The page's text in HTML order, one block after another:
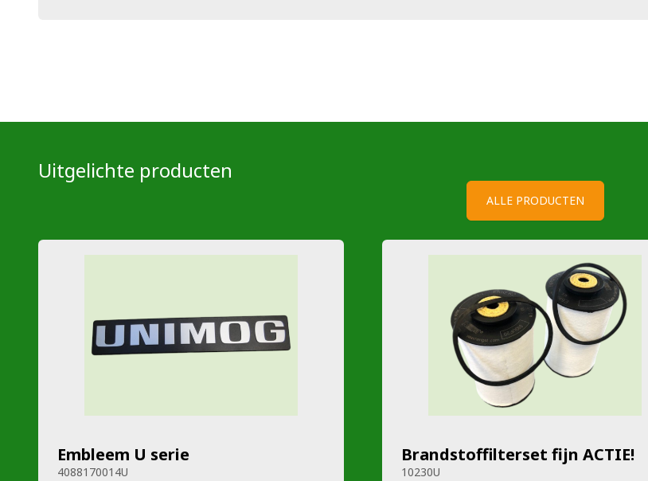
Uitgelichte producten
ALLE PRODUCTEN
Embleem U serie
4088170014U
Brandstoffilterset fijn ACTIE!
10230U